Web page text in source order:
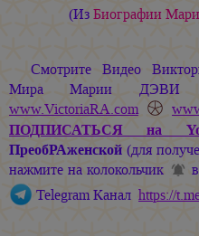
(ИзБиографии
Смотрите Видео
МираМарии ДЭВИ
www.VictoriaRA.com
ПОДПИСАТЬСЯ на
ПреобРАженской (для
нажмите на колокольчик
Telegram Канал https://